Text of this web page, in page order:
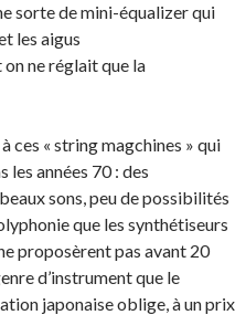
sorte de mini-équalizer qui
les aigus
ne réglait que la
ces « string magchines » qui
les années 70 : des
sons, peu de possibilités
que les synthétiseurs
proposèrent pas avant 20
d’instrument que le
japonaise oblige, à un prix